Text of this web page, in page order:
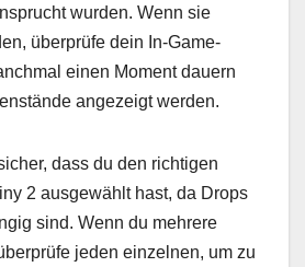
wurden. Wenn sie
überprüfe dein In-Game-
einen Moment dauern
angezeigt werden.
dass du den richtigen
2 ausgewählt hast, da Drops
sind. Wenn du mehrere
jeden einzelnen, um zu